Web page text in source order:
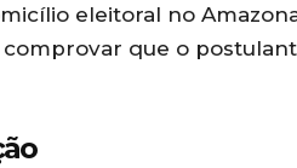
eleitoral no
que o